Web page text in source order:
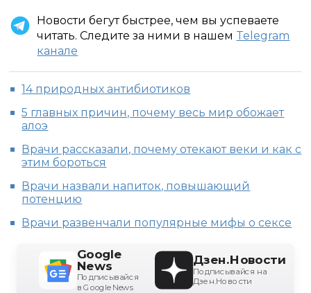
Новости бегут быстрее, чем вы успеваете
читать. Следите за ними в нашем Telegram
канале
14 природных антибиотиков
5 главных причин, почему весь мир обожает
алоэ
Врачи рассказали, почему отекают веки и как с
этим бороться
Врачи назвали напиток, повышающий
потенцию
Врачи развенчали популярные мифы о сексе
Google
News
Подписывайся
в Google News
Дзен.Новости
Подписывайся на
Дзен.Новости